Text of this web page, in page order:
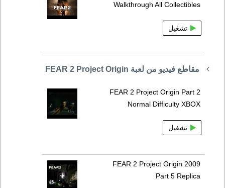
Walkthrough All Collectibles
تشغيل
مقاطع فيديو من لعبة FEAR 2 Project Origin
FEAR 2 Project Origin Part 2
Normal Difficulty XBOX
تشغيل
FEAR 2 Project Origin 2009
Part 5 Replica